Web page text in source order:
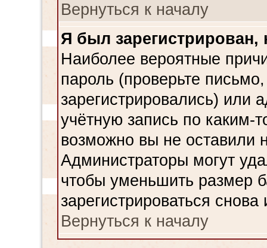
Вернуться к началу
Я был
Наиболее вероятные
пароль (проверьте
зарегистрировались) или
учётную запись по каким-
возможно вы не оставили
Администраторы могут
чтобы уменьшить размер
зарегистрироваться
Вернуться к началу